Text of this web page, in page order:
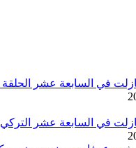
في السابعة عشر الحلقة 1 الأولى
في السابعة عشر التركي